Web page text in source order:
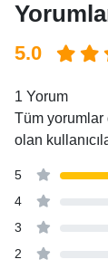
5.0
1 Yorum
Tüm yorumlar
olan
5
4
3
2